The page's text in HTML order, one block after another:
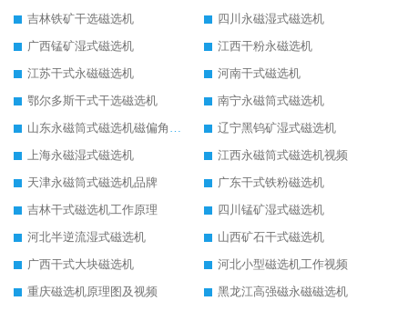
吉林铁矿干选磁选机
四川永磁湿式磁选机
广西锰矿湿式磁选机
江西干粉永磁选机
江苏干式永磁磁选机
河南干式磁选机
鄂尔多斯干式干选磁选机
南宁永磁筒式磁选机
山东永磁筒式磁选机磁偏角怎么调整
辽宁黑钨矿湿式磁选机
上海永磁湿式磁选机
江西永磁筒式磁选机视频
天津永磁筒式磁选机品牌
广东干式铁粉磁选机
吉林干式磁选机工作原理
四川锰矿湿式磁选机
河北半逆流湿式磁选机
山西矿石干式磁选机
广西干式大块磁选机
河北小型磁选机工作视频
重庆磁选机原理图及视频
黑龙江高强磁永磁磁选机